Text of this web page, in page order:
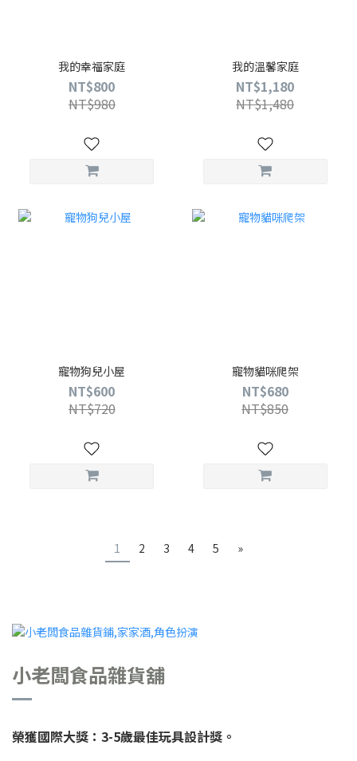
我的幸福家庭
NT$800
NT$980
我的溫馨家庭
NT$1,180
NT$1,480
寵物狗兒小屋
NT$600
NT$720
寵物貓咪爬架
NT$680
NT$850
1 2 3 4 5 »
小老闆食品雜貨舖
榮獲國際大獎：3-5歲最佳玩具設計獎。